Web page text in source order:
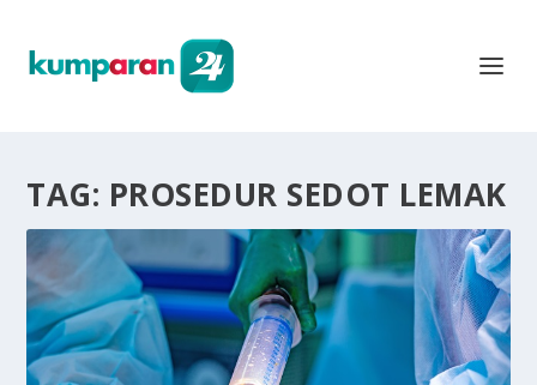
TAG: PROSEDUR SEDOT LEMAK